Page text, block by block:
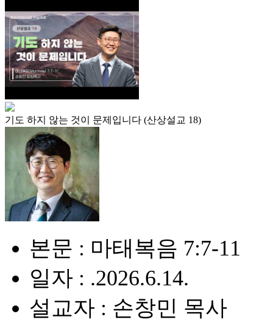
기도 하지 않는 것이 문제입니다 (산상설교 18)
본문 : 마태복음 7:7-11
일자 : .2026.6.14.
설교자 : 손창민 목사